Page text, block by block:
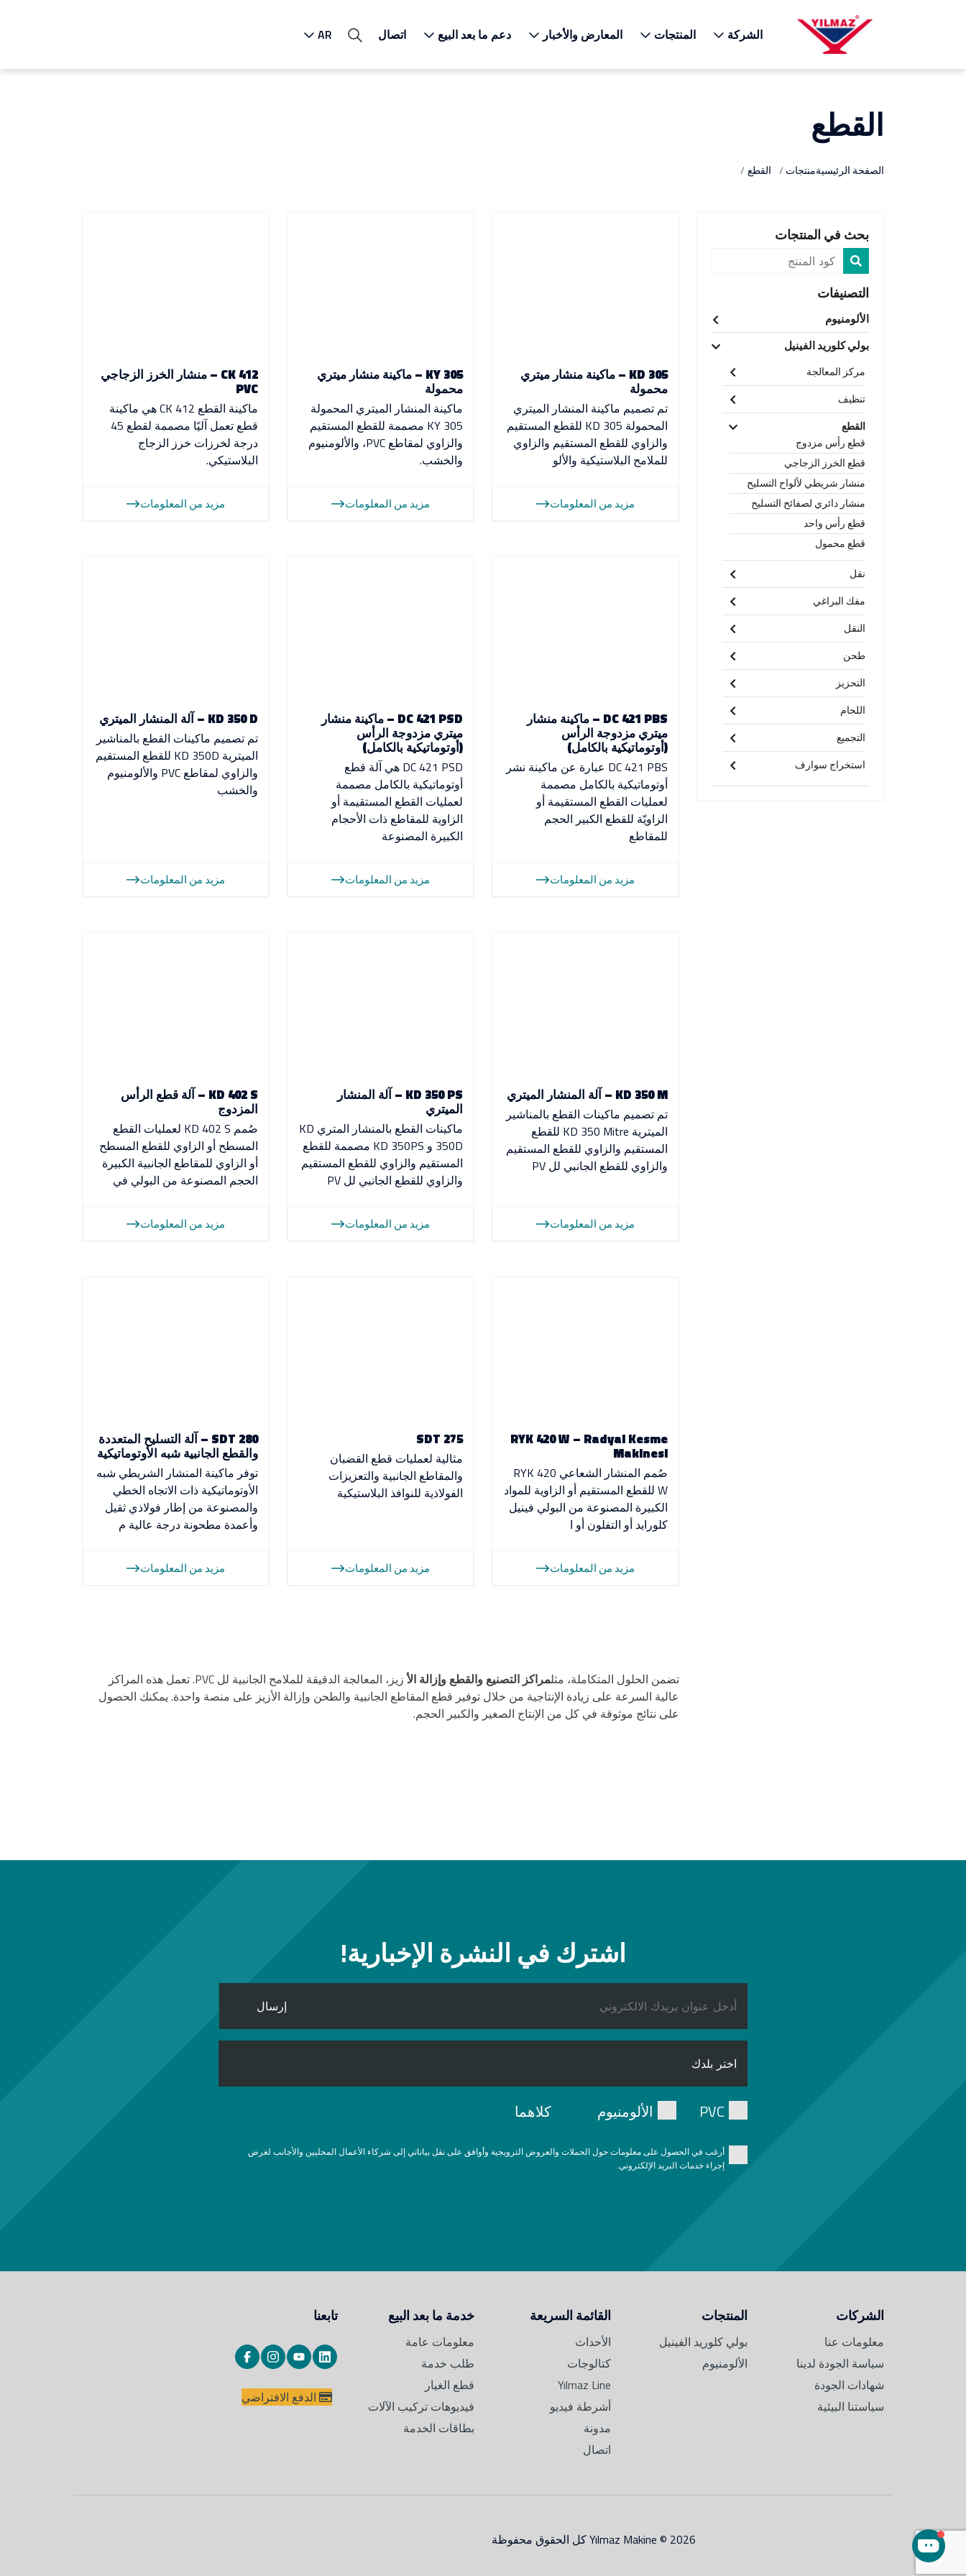
الشركة المنتجات المعارض والأخبار دعم ما بعد البيع اتصال AR
القطع
الصفحة الرئيسيةمنتجات القطع
بحث في المنتجات
التصنيفات
الألومنيوم
بولي كلوريد الفينيل
مركز المعالجة
تنظيف
القطع
قطع رأس مزدوج
قطع الخرز الزجاجي
منشار شريطي لألواح التسليح
منشار دائري لصفائح التسليح
قطع رأس واحد
قطع محمول
نقل
مفك البراغي
النقل
طحن
التحزيز
اللحام
التجميع
استخراج سوارف
KD 305 – ماكينة منشار ميتري
محمولة
تم تصميم ماكينة المنشار الميتري
المحمولة KD 305 للقطع المستقيم
والزاوي للقطع المستقيم والزاوي
للملامح البلاستيكية والألو
مزيد من المعلومات
KY 305 – ماكينة منشار ميتري
محمولة
ماكينة المنشار الميتري المحمولة
KY 305 مصممة للقطع المستقيم
والزاوي لمقاطع PVC، والألومنيوم
والخشب.
مزيد من المعلومات
CK 412 – منشار الخرز الزجاجي
PVC
ماكينة القطع CK 412 هي ماكينة
قطع تعمل آليًا مصممة لقطع 45
درجة لخرزات خرز الزجاج
البلاستيكي.
مزيد من المعلومات
DC 421 PBS – ماكينة منشار
ميتري مزدوجة الرأس
(أوتوماتيكية بالكامل)
DC 421 PBS عبارة عن ماكينة نشر
أوتوماتيكية بالكامل مصممة
لعمليات القطع المستقيمة أو
الزاويّة للقطع الكبير الحجم
للمقاطع
مزيد من المعلومات
DC 421 PSD – ماكينة منشار
ميتري مزدوجة الرأس
(أوتوماتيكية بالكامل)
DC 421 PSD هي آلة قطع
أوتوماتيكية بالكامل مصممة
لعمليات القطع المستقيمة أو
الزاوية للمقاطع ذات الأحجام
الكبيرة المصنوعة
مزيد من المعلومات
KD 350 D – آلة المنشار الميتري
تم تصميم ماكينات القطع بالمناشير
الميترية KD 350D للقطع المستقيم
والزاوي لمقاطع PVC والألومنيوم
والخشب
مزيد من المعلومات
KD 350 M – آلة المنشار الميتري
تم تصميم ماكينات القطع بالمناشير
الميترية KD 350 Mitre للقطع
المستقيم والزاوي للقطع المستقيم
والزاوي للقطع الجانبي لل PV
مزيد من المعلومات
KD 350 PS – آلة المنشار
الميتري
ماكينات القطع بالمنشار المتري KD
350D و KD 350PS مصممة للقطع
المستقيم والزاوي للقطع المستقيم
والزاوي للقطع الجانبي لل PV
مزيد من المعلومات
KD 402 S – آلة قطع الرأس
المزدوج
صُمم KD 402 S لعمليات القطع
المسطح أو الزاوي للقطع المسطح
أو الزاوي للمقاطع الجانبية الكبيرة
الحجم المصنوعة من البولي في
مزيد من المعلومات
RYK 420 W – Radyal Kesme
Makinesi
صُمم المنشار الشعاعي RYK 420
W للقطع المستقيم أو الزاوية للمواد
الكبيرة المصنوعة من البولي فينيل
كلورايد أو التفلون أو ا
مزيد من المعلومات
SDT 275
مثالية لعمليات قطع القضبان
والمقاطع الجانبية والتعزيزات
الفولاذية للنوافذ البلاستيكية
مزيد من المعلومات
SDT 280 – آلة التسليح المتعددة
والقطع الجانبية شبه الأوتوماتيكية
توفر ماكينة المنشار الشريطي شبه
الأوتوماتيكية ذات الاتجاه الخطي
والمصنوعة من إطار فولاذي ثقيل
وأعمدة مطحونة درجة عالية م
مزيد من المعلومات
تضمن الحلول المتكاملة، مثلمراكز التصنيع والقطع وإزالة الأ
زيز، المعالجة الدقيقة للملامح الجانبية لل PVC. تعمل هذه المراكز
عالية السرعة على زيادة الإنتاجية من خلال توفير قطع المقاطع الجانبية والطحن وإزالة الأزيز على منصة واحدة. يمكنك الحصول
على نتائج موثوقة في كل من الإنتاج الصغير والكبير الحجم.
اشترك في النشرة الإخبارية!
إرسال
PVC الألومنيوم كلاهما
أرغب في الحصول على معلومات حول الحملات والعروض الترويجية وأوافق على نقل بياناتي إلى شركاء الأعمال المحليين والأجانب لغرض
إجراء خدمات البريد الإلكتروني.
الشركات
معلومات عنا
سياسة الجودة لدينا
شهادات الجودة
سياستنا البيئية
المنتجات
بولي كلوريد الفينيل
الألومنيوم
القائمة السريعة
الأحداث
كتالوجات
Yılmaz Line
أشرطة فيديو
مدونة
اتصال
خدمة ما بعد البيع
معلومات عامة
طلب خدمة
قطع الغيار
فيديوهات تركيب الآلات
بطاقات الخدمة
تابعنا
الدفع الافتراضي
Yılmaz Makine © 2026 كل الحقوق محفوظة